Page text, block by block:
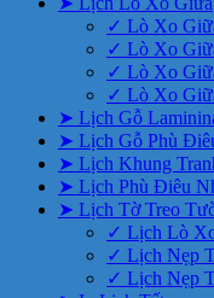
✓ Lò Xo
✓ Lò Xo
✓ Lò Xo
✓ Lò Xo
➤ Lịch Gỗ
➤ Lịch Gỗ Phù
➤ Lịch Khung
➤ Lịch Phù Điêu
➤ Lịch Tờ Treo
✓ Lịch Lò
✓ Lịch Nẹp
✓ Lịch Nẹp